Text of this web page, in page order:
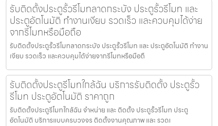
รับติดตั้งประตูรั้วรีโมทลาดกระบัง ประตูรั้วรีโมท และ
ประตูอัตโนมัติ ทำงานเงียบ รวดเร็ว และควบคุมได้ง่าย
จากรีโมทหรือมือถือ
รับติดตั้งประตูรั้วรีโมทลาดกระบัง ประตูรั้วรีโมท และ ประตูอัตโนมัติ ทำงาน
เงียบ รวดเร็ว และควบคุมได้ง่ายจากรีโมทหรือมือถื
รับติดตั้งประตูรีโมทใกล้ฉัน บริการรับติดตั้ง ประตูรั้ว
รีโมท ประตูอัตโนมัติ ราคาถูก
รับติดตั้งประตูรีโมทใกล้ฉัน จำหน่าย และ ติดตั้ง ประตูรั้วรีโมท ประตู
อัตโนมัติ บริการแบบครบวงจร ติดตั้งงานคุณภาพ และ รวดเ